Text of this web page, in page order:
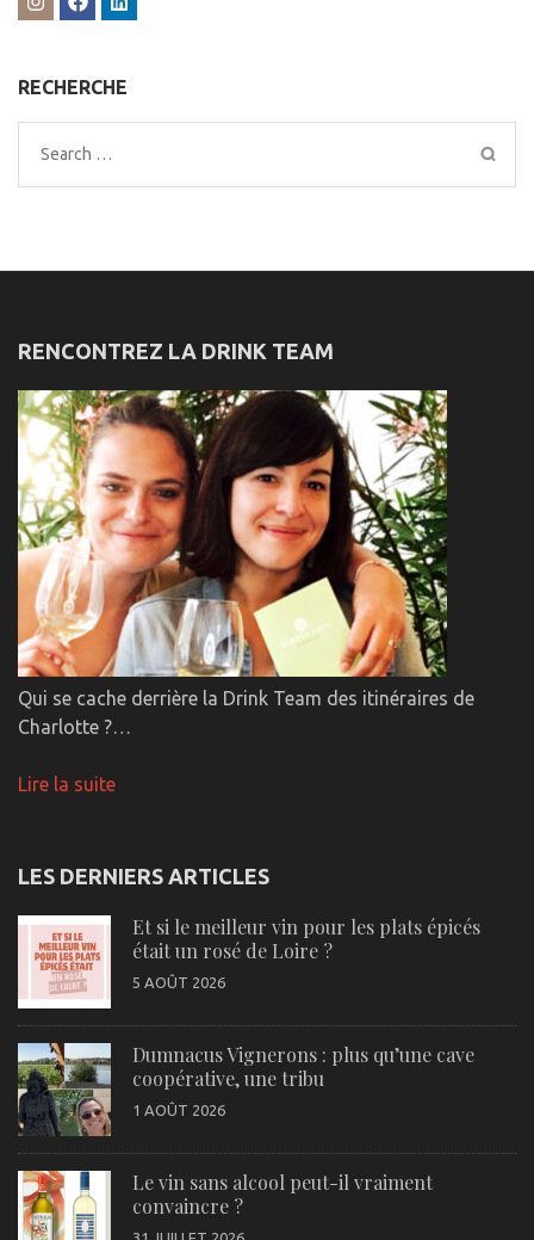
RECHERCHE
Search
for:
RENCONTREZ LA DRINK TEAM
Qui se cache derrière la Drink Team des itinéraires de
Charlotte ?…
Lire la suite
LES DERNIERS ARTICLES
Et si le meilleur vin pour les plats épicés
était un rosé de Loire ?
5 AOÛT 2026
Dumnacus Vignerons : plus qu’une cave
coopérative, une tribu
1 AOÛT 2026
Le vin sans alcool peut-il vraiment
convaincre ?